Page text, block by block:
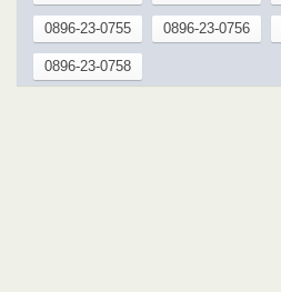
0896-23-0755 0896-23-0756
0896-23-0758